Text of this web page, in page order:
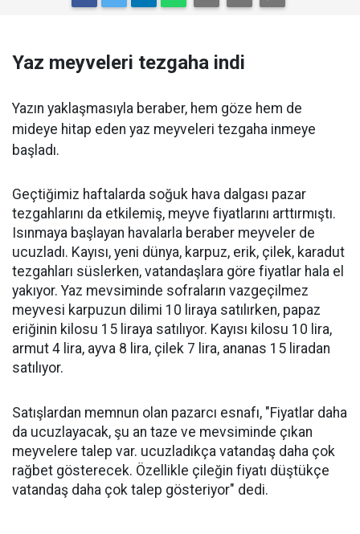
Yaz meyveleri tezgaha indi
Yazın yaklaşmasıyla beraber, hem göze hem de
mideye hitap eden yaz meyveleri tezgaha inmeye
başladı.
Geçtiğimiz haftalarda soğuk hava dalgası pazar
tezgahlarını da etkilemiş, meyve fiyatlarını arttırmıştı.
Isınmaya başlayan havalarla beraber meyveler de
ucuzladı. Kayısı, yeni dünya, karpuz, erik, çilek, karadut
tezgahları süslerken, vatandaşlara göre fiyatlar hala el
yakıyor. Yaz mevsiminde sofraların vazgeçilmez
meyvesi karpuzun dilimi 10 liraya satılırken, papaz
eriğinin kilosu 15 liraya satılıyor. Kayısı kilosu 10 lira,
armut 4 lira, ayva 8 lira, çilek 7 lira, ananas 15 liradan
satılıyor.
Satışlardan memnun olan pazarcı esnafı, "Fiyatlar daha
da ucuzlayacak, şu an taze ve mevsiminde çıkan
meyvelere talep var. ucuzladıkça vatandaş daha çok
rağbet gösterecek. Özellikle çileğin fiyatı düştükçe
vatandaş daha çok talep gösteriyor" dedi.